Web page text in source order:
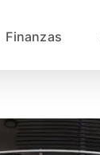
Finanzas